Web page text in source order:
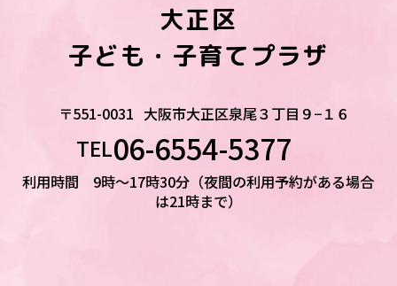
大正区
子ども・子育てプラザ
〒551-0031 大阪市大正区泉尾３丁目９−１６
TEL06-6554-5377
利用時間 9時～17時30分（夜間の利用予約がある場合
は21時まで）